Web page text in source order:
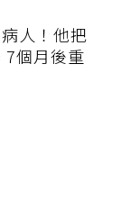
人！他把
7個月後重